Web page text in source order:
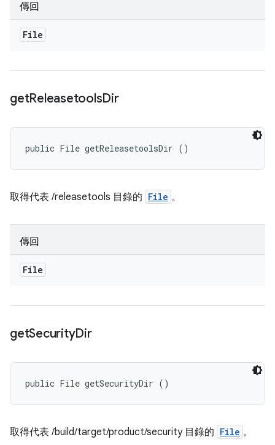
傳回
File
getReleasetoolsDir
public File getReleasetoolsDir ()
取得代表 /releasetools 目錄的 File 。
傳回
File
getSecurityDir
public File getSecurityDir ()
取得代表 /build/target/product/security 目錄的 File 。